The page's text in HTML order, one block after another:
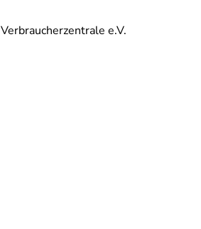
Verbraucherzentrale e.V.